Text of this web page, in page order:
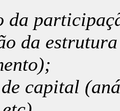
da
da
capital